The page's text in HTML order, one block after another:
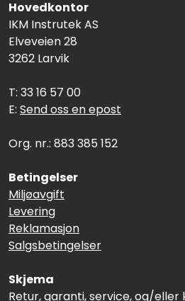
Hovedkontor
IKM Instrutek AS
Elveveien 28
3262 Larvik
T: 33 16 57 00
E: Send oss en epost
Org. nr.: 883 385 152
Betingelser
Miljøavgift
Levering
Reklamasjon
Salgsbetingelser
Skjema
Retur, garanti, service, og/eller